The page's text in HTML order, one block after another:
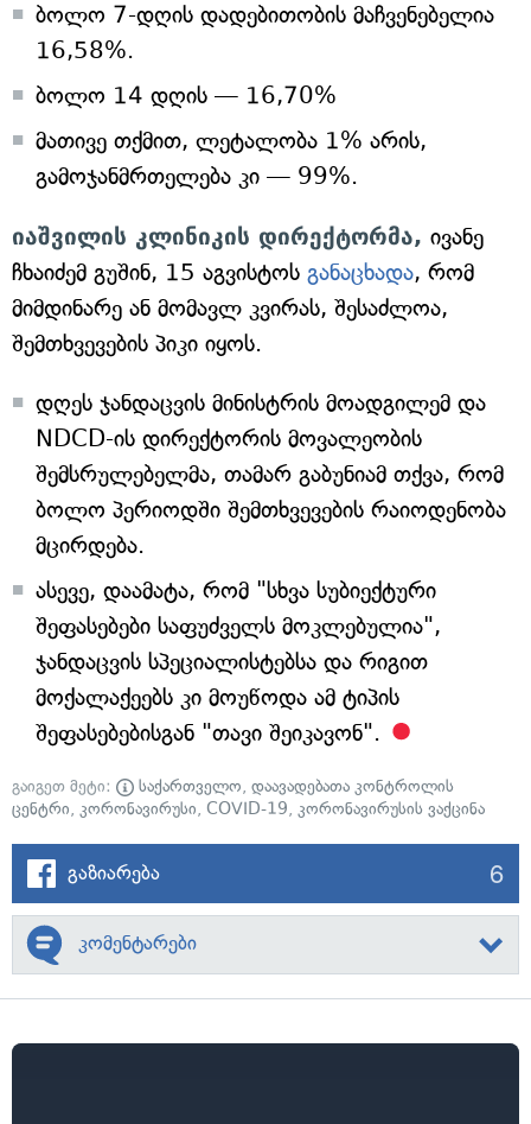
ბოლო 7-დღის დადებითობის მაჩვენებელია
16,58%.
ბოლო 14 დღის — 16,70%
მათივე თქმით, ლეტალობა 1% არის,
გამოჯანმრთელება კი — 99%.
იაშვილის კლინიკის დირექტორმა, ივანე
ჩხაიძემ გუშინ, 15 აგვისტოს განაცხადა, რომ
მიმდინარე ან მომავლ კვირას, შესაძლოა,
შემთხვევების პიკი იყოს.
დღეს ჯანდაცვის მინისტრის მოადგილემ და
NDCD-ის დირექტორის მოვალეობის
შემსრულებელმა, თამარ გაბუნიამ თქვა, რომ
ბოლო პერიოდში შემთხვევების რაიოდენობა
მცირდება.
ასევე, დაამატა, რომ "სხვა სუბიექტური
შეფასებები საფუძველს მოკლებულია",
ჯანდაცვის სპეციალისტებსა და რიგით
მოქალაქეებს კი მოუწოდა ამ ტიპის
შეფასებებისგან "თავი შეიკავონ".
გაიგეთ მეტი: საქართველო, დაავადებათა კონტროლის
ცენტრი, კორონავირუსი, COVID-19, კორონავირუსის ვაქცინა
გაზიარება 6
კომენტარები